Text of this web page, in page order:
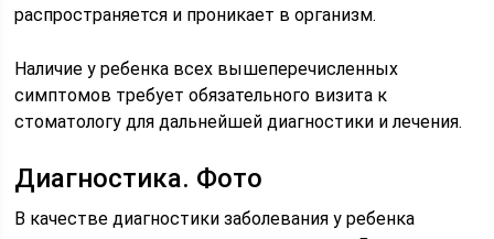
распространяется и проникает в организм.
Наличие у ребенка всех вышеперечисленных
симптомов требует обязательного визита к
стоматологу для дальнейшей диагностики и лечения.
Диагностика. Фото
В качестве диагностики заболевания у ребенка